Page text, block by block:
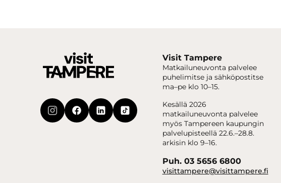
Visit Tampere
Matkailuneuvonta palvelee
puhelimitse ja sähköpostitse
ma–pe klo 10–15.
Kesällä 2026
matkailuneuvonta palvelee
myös Tampereen kaupungin
palvelupisteellä 22.6.–28.8.
arkisin klo 9–16.
Puh. 03 5656 6800
visittampere@visittampere.fi